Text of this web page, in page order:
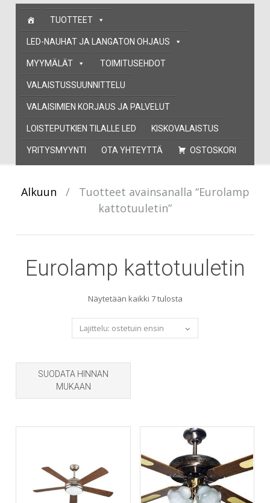
Skip
content
TUOTTEET
LED-NAUHAT JA LANGATON OHJAUS
MYYMÄLÄT TOIMITUSEHDOT
VALAISTUSSUUNNITTELU
VALAISIMIEN KORJAUS JA PALVELUT
LOISTEPUTKIEN TILALLE LED KISKOVALAISTUS
YRITYSMYYNTI OTA YHTEYTTÄ OSTOSKORI
Alkuun /
Tuotteet avainsanalla “Eurolamp
kattotuuletin”
Eurolamp kattotuuletin
Näytetään kaikki 7 tulostaSorted
by
popularity
SUODATA HINNAN
MUKAAN